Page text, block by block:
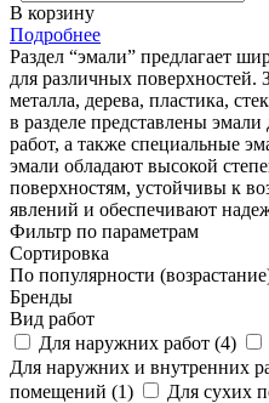
В корзину
Подробнее
Раздел “эмали” предлагает
для различных поверхностей.
металла, дерева, пластика,
в разделе представлены
работ, а также специальные
эмали обладают высокой
поверхностям, устойчивы к
явлений и обеспечивают
Фильтр по параметрам
Сортировка
По популярности
Бренды
Вид работ
Для наружних работ (4)
Для наружних и внутренних
помещений (1) Для сухих